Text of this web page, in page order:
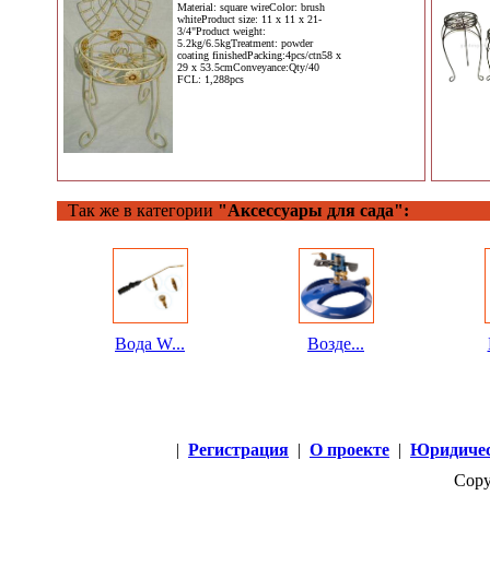
Material: square wireColor: brush
whiteProduct size: 11 x 11 x 21-
3/4"Product weight:
5.2kg/6.5kgTreatment: powder
coating finishedPacking:4pcs/ctn58 x
29 x 53.5cmConveyance:Qty/40
FCL: 1,288pcs
Так же в категории "Аксессуары для сада":
Вода W... Возде...
| Регистрация | О проекте |